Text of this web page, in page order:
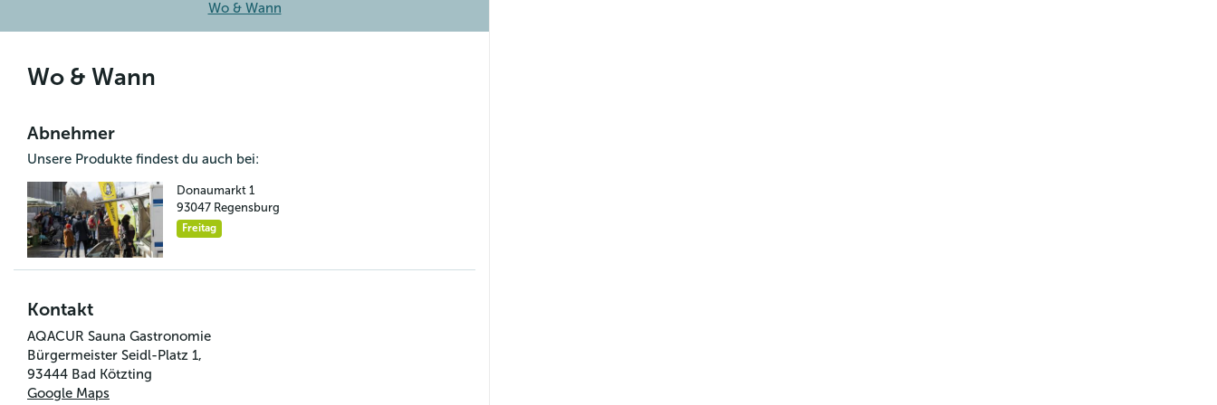
Wo & Wann
Wo & Wann
Abnehmer
Unsere Produkte findest du auch bei:
Donaumarkt 1
93047 Regensburg
Freitag
Kontakt
AQACUR Sauna Gastronomie
Bürgermeister Seidl-Platz 1,
93444 Bad Kötzting
Google Maps